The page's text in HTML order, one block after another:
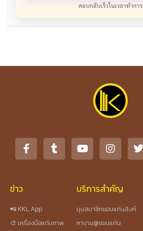
ตอบกลับเร็วในเวลาทำการ
ข่าว
📲 KKL App
🎨 เครื่องมือแต่งภาพ
บริการสำคัญ
มุมสมาชิกขอนแก่นลิงก์
หางาน@ขอนแก่น